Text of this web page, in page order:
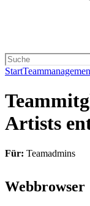
Start
Artists
Für: Teamadmins
Webbrowser